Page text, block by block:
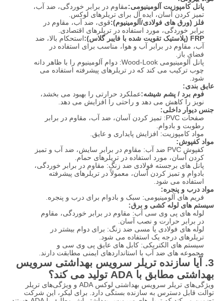
پانل کامپوزیت آلومینیومی:مقاوم در برابر خوردگی، ضد آب،
تمیز کردن آسان، ایده آل برای تریلرهای لوکس.
فلز (ورق های فولادی/آلومینیوم):قوی، ضد آب، مقاوم در
برابر خوردگی، مورد استفاده در تریلرهای اقتصادی.
FRP (پلاستیک تقویت شده با فایبر گلاس):
استحکام بالا، ضد
آب، مقاوم در برابر آب و هوا، مناسب برای استفاده در
فضای باز.
پانل آلومینیومی Wood-Look: دوام آلومینیوم را با ظاهر دانه
چوب ترکیب می کند که در تریلرهای پیشرفته استفاده می
شود.
عایق بندی:
فوم برد / پشم شیشه:عملکرد حرارتی را بهبود می بخشد،
نویز را کاهش می دهد و راحتی را افزایش می دهد.
جنس دیوار داخلی:
صفحات PVC: تمیز کردن آسان، ضد آب، مقاوم در برابر
رطوبت و بادوام.
مواد کامپوزیت: افزایش پایداری و عایق.
مواد کفپوش:
کفپوش PVC ضد آب: مقاوم در برابر سایش، ضد آب و تمیز
کردن آسان، مورد استفاده در تریلرهای حمام.
پانل های برجسته فولادی ضد زنگ: مقاوم در برابر خوردگی،
بادوام و تمیز کردن آسان، معمولاً در تریلرهای پیشرفته
استفاده می شود.
مواد درب و پنجره:
فریم های آلومینیومی: سبک و بادوام برای درب و پنجره.
سیستم های لوله کشی و برق:
لوله های پی وی سی آب: مقاوم در برابر خوردگی، مقاوم
در برابر حرارت و نصب آسان.
لوله های فولادی یا مسی ضد زنگ: برای دوام بیشتر در
تریلرهای درجه یک استفاده می شود.
سیستم های الکتریکی: کابل های عایق پی وی سی و
مجموعه های ضد آب با استانداردهای ایمنی مطابقت دارند.
3. آیا سازنده تریلر سرویس بهداشتی سرویس
بهداشتی مطابق با ADA تولید می کند؟
ویژگی‌های تریلر سرویس بهداشتی لوکس ADA و ویژگی‌های تریلر
توالت قابل دسترس به سازنده بستگی دارد. برای لیکر، این شرکت